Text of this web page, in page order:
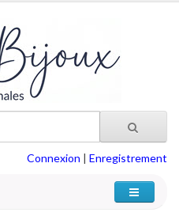
Connexion | Enregistrement